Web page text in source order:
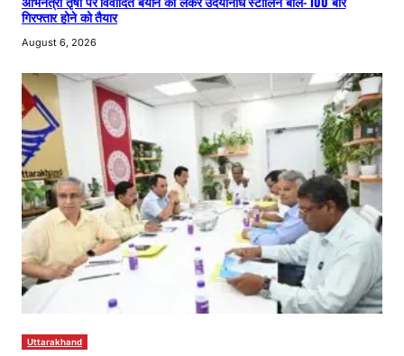
गिरफ्तार होने को तैयार
August 6, 2026
Uttarakhand